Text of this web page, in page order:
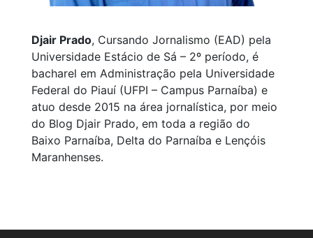
Djair Prado, Cursando Jornalismo (EAD) pela
Universidade Estácio de Sá – 2º período, é
bacharel em Administração pela Universidade
Federal do Piauí (UFPI – Campus Parnaíba) e
atuo desde 2015 na área jornalística, por meio
do Blog Djair Prado, em toda a região do
Baixo Parnaíba, Delta do Parnaíba e Lençóis
Maranhenses.